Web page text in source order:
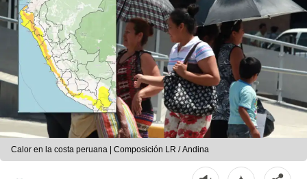
Calor en la costa peruana | Composición LR / Andina